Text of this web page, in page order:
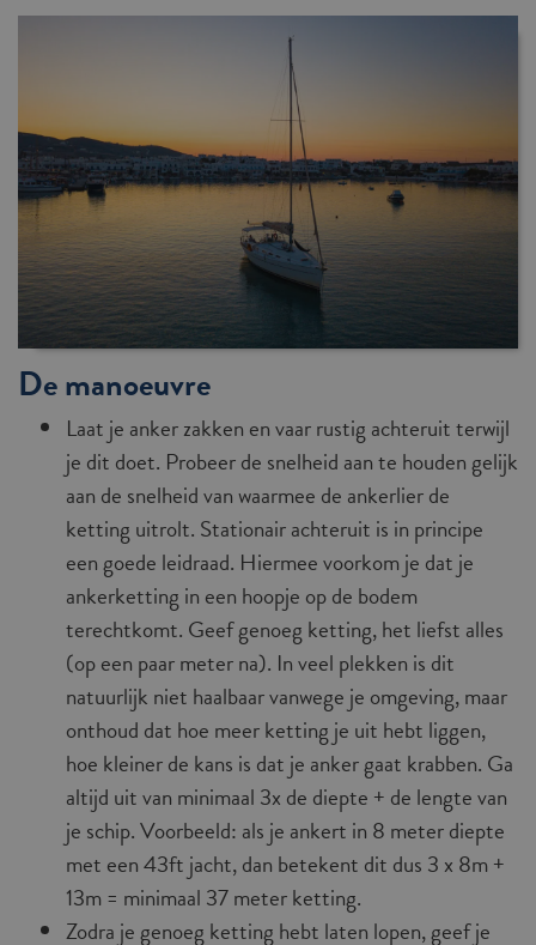
De manoeuvre
Laat je anker zakken en vaar rustig achteruit terwijl
je dit doet. Probeer de snelheid aan te houden gelijk
aan de snelheid van waarmee de ankerlier de
ketting uitrolt. Stationair achteruit is in principe
een goede leidraad. Hiermee voorkom je dat je
ankerketting in een hoopje op de bodem
terechtkomt. Geef genoeg ketting, het liefst alles
(op een paar meter na). In veel plekken is dit
natuurlijk niet haalbaar vanwege je omgeving, maar
onthoud dat hoe meer ketting je uit hebt liggen,
hoe kleiner de kans is dat je anker gaat krabben. Ga
altijd uit van minimaal 3x de diepte + de lengte van
je schip. Voorbeeld: als je ankert in 8 meter diepte
met een 43ft jacht, dan betekent dit dus 3 x 8m +
13m = minimaal 37 meter ketting.
Zodra je genoeg ketting hebt laten lopen, geef je